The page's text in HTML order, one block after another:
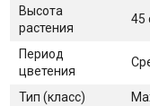
Высота
растения
45
Период
цветения
Тип (класс)